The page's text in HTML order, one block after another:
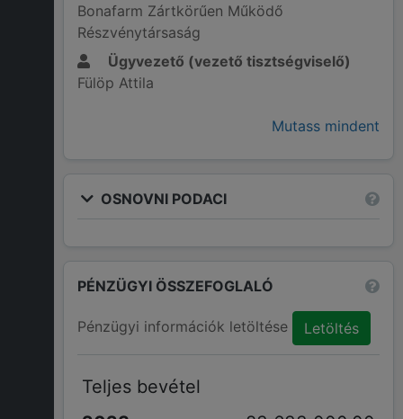
Bonafarm Zártkörűen Működő
Részvénytársaság
Ügyvezető (vezető tisztségviselő)
Fülöp Attila
Mutass mindent
OSNOVNI PODACI
PÉNZÜGYI ÖSSZEFOGLALÓ
Pénzügyi információk letöltése Letöltés
Teljes bevétel